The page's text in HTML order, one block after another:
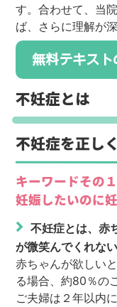
す。合わせて、当
ば、さらに理解が
無料テキスト
不妊症とは
不妊症を正し
キーワードその１
妊娠したいのに
不妊症とは、赤
が微笑んでくれな
赤ちゃんが欲しい
る場合、約80％の
ご夫婦は２年以内